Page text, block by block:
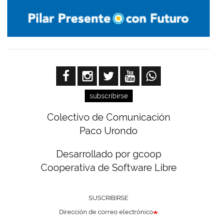
subscribirse
Colectivo de Comunicación
Paco Urondo
Desarrollado por gcoop
Cooperativa de Software Libre
SUSCRIBIRSE
Dirección de correo electrónico